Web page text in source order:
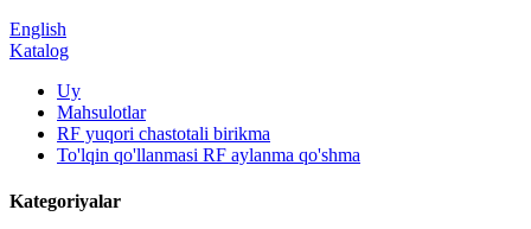
English
Katalog
Uy
Mahsulotlar
RF yuqori chastotali birikma
To'lqin qo'llanmasi RF aylanma qo'shma
Kategoriyalar